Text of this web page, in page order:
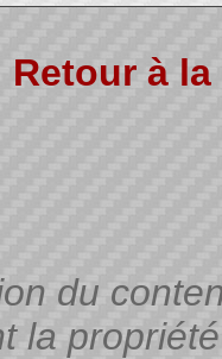
Retour à
du
la